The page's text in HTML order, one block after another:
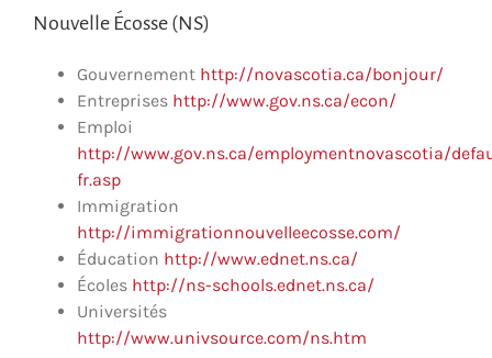
Nouvelle Écosse (NS)
Gouvernement http://novascotia.ca/bonjour/
Entreprises http://www.gov.ns.ca/econ/
Emploi
http://www.gov.ns.ca/employmentnovascotia/
fr.asp
Immigration
http://immigrationnouvelleecosse.com/
Éducation http://www.ednet.ns.ca/
Écoles http://ns-schools.ednet.ns.ca/
Universités
http://www.univsource.com/ns.htm